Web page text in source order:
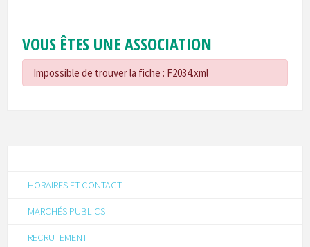
VOUS ÊTES UNE ASSOCIATION
Impossible de trouver la fiche : F2034.xml
HORAIRES ET CONTACT
MARCHÉS PUBLICS
RECRUTEMENT